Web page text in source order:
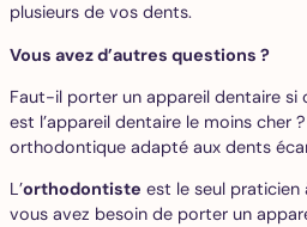
plusieurs de vos dents.
Vous avez d’autres questions ?
Faut-il porter un appareil dentaire si
est l’appareil dentaire le moins cher
orthodontique adapté aux dents
L’orthodontiste est le seul
vous avez besoin de porter un